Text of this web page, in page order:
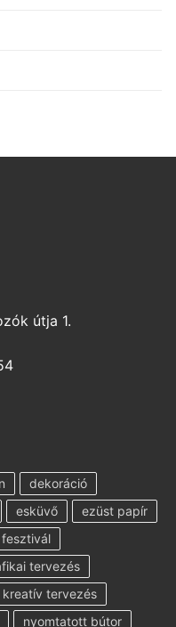
útja 1.
dekoráció
esküvő
ezüst papír
fesztivál
tervezés
kreatív tervezés
nyomtatott bútor